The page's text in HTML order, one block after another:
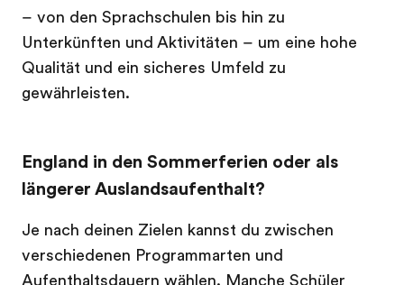
– von den Sprachschulen bis hin zu
Unterkünften und Aktivitäten – um eine hohe
Qualität und ein sicheres Umfeld zu
gewährleisten.
England in den Sommerferien oder als
längerer Auslandsaufenthalt?
Je nach deinen Zielen kannst du zwischen
verschiedenen Programmarten und
Aufenthaltsdauern wählen. Manche Schüler